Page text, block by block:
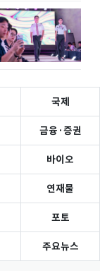
국제
금융·증권
바이오
연재물
포토
주요뉴스